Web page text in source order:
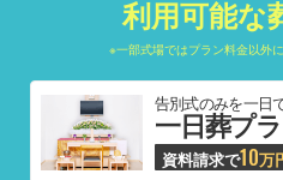
利用可能な
※一部式場ではプラン料金以外
告別式のみを一日
一日葬プ
資料請求で10万